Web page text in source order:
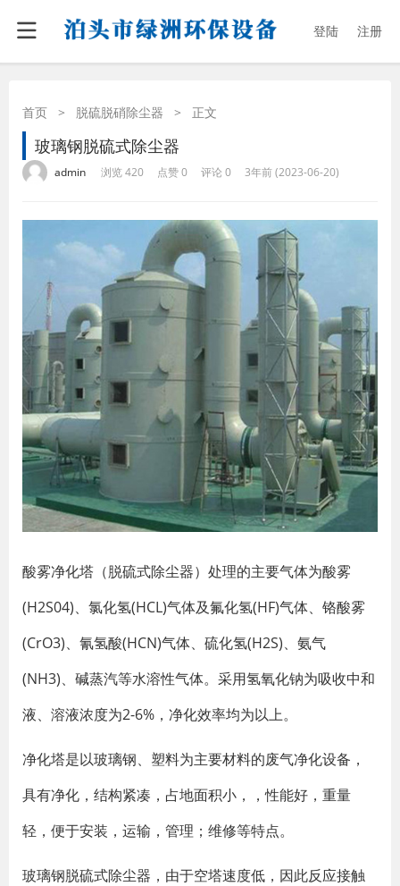
登陆 注册
首页 > 脱硫脱硝除尘器 > 正文
玻璃钢脱硫式除尘器
admin 浏览 420 点赞 0 评论 0 3年前 (2023-06-20)
酸雾净化塔（脱硫式除尘器）处理的主要气体为酸雾
(H2S04)、氯化氢(HCL)气体及氟化氢(HF)气体、铬酸雾
(CrO3)、氰氢酸(HCN)气体、硫化氢(H2S)、氨气
(NH3)、碱蒸汽等水溶性气体。采用氢氧化钠为吸收中和
液、溶液浓度为2-6%，净化效率均为以上。
净化塔是以玻璃钢、塑料为主要材料的废气净化设备，
具有净化，结构紧凑，占地面积小，，性能好，重量
轻，便于安装，运输，管理；维修等特点。
玻璃钢脱硫式除尘器，由于空塔速度低，因此反应接触